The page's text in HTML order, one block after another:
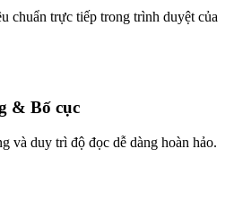
chuẩn trực tiếp trong trình duyệt của
& Bố cục
và duy trì độ đọc dễ dàng hoàn hảo.